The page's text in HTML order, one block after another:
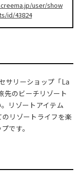
user/show
id/43824
サリーショップ「La
のビーチリゾート
リゾートアイテム
リゾートライフを楽
です。